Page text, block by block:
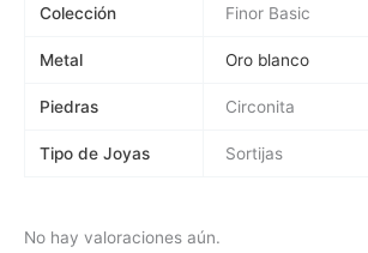
Colección Finor Basic
Metal Oro blanco
Piedras Circonita
Tipo de Joyas Sortijas
No hay valoraciones aún.